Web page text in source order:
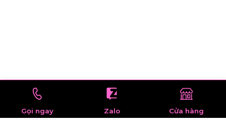
Gọi ngay Zalo Cửa hàng